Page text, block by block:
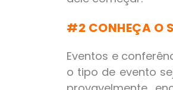
#2 CONHEÇA O
Eventos e
o tipo de evento